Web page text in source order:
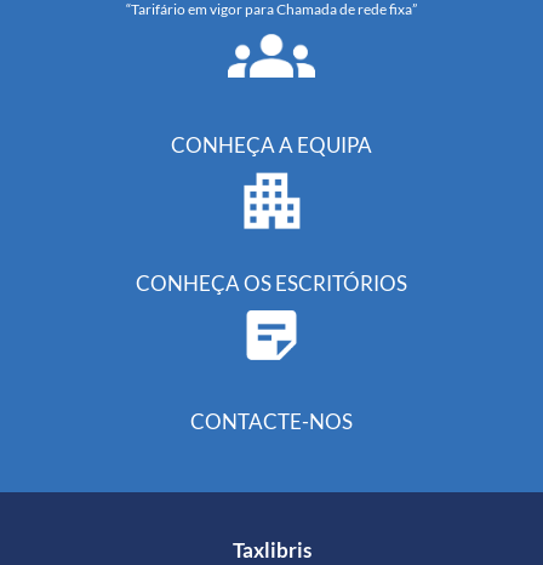
“Tarifário em vigor para Chamada de rede fixa”
CONHEÇA A EQUIPA
CONHEÇA OS ESCRITÓRIOS
CONTACTE-NOS
Taxlibris